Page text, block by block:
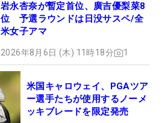
岩永杏奈が暫定首位、廣吉優梨菜8
位 予選ラウンドは日没サスペ/全
米女子アマ
2026年8月6日 (木) 11時18分 1
米国キャロウェイ、PGAツア
ー選手たちが使用するノーメ
ッキブレードを限定発売